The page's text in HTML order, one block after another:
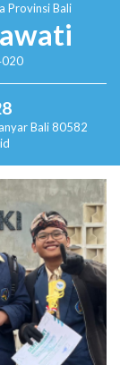
Provinsi Bali
Bali 80582